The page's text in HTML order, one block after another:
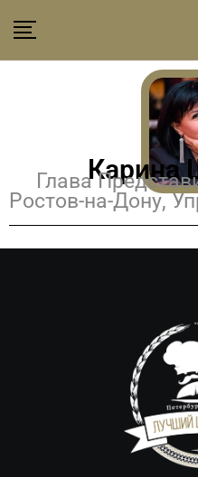
Карина
Глава
Ростов-на-Дону,